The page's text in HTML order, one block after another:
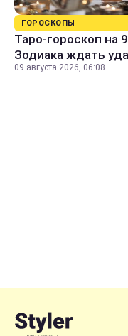
ГОРОСКОПЫ
Таро-гороскоп на
Зодиака ждать
09 августа 2026, 06:08